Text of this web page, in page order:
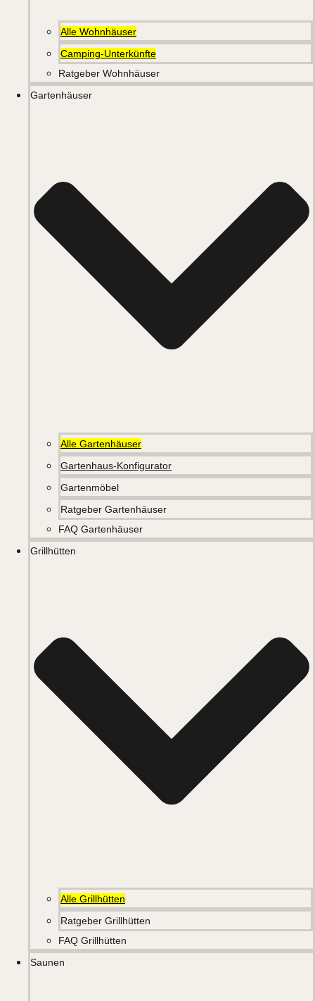
Alle Wohnhäuser
Camping-Unterkünfte
Ratgeber Wohnhäuser
Gartenhäuser
Alle Gartenhäuser
Gartenhaus-Konfigurator
Gartenmöbel
Ratgeber Gartenhäuser
FAQ Gartenhäuser
Grillhütten
Alle Grillhütten
Ratgeber Grillhütten
FAQ Grillhütten
Saunen